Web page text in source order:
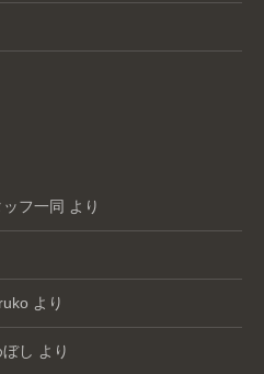
フ一同 より
より
ぼし より